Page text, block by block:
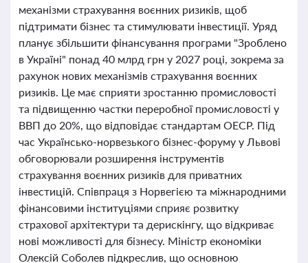
механізми страхування воєнних ризиків, щоб
підтримати бізнес та стимулювати інвестиції. Уряд
планує збільшити фінансування програми "Зроблено
в Україні" понад 40 млрд грн у 2027 році, зокрема за
рахунок нових механізмів страхування воєнних
ризиків. Це має сприяти зростанню промисловості
та підвищенню частки переробної промисловості у
ВВП до 20%, що відповідає стандартам ОЕСР. Під
час Українсько-норвезького бізнес-форуму у Львові
обговорювали розширення інструментів
страхування воєнних ризиків для приватних
інвестицій. Співпраця з Норвегією та міжнародними
фінансовими інституціями сприяє розвитку
страхової архітектури та дерискінгу, що відкриває
нові можливості для бізнесу. Міністр економіки
Олексій Соболев підкреслив, що основною